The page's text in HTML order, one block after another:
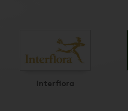
Interflora